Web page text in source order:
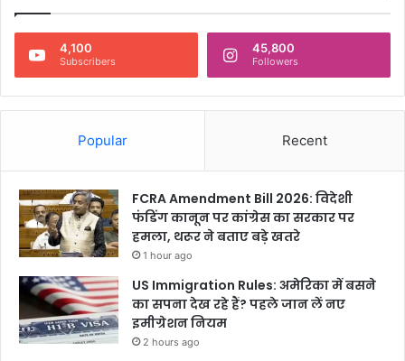
4,100
Subscribers
45,800
Followers
Popular Recent
FCRA Amendment Bill 2026: विदेशी
फंडिंग कानून पर कांग्रेस का सरकार पर
हमला, थरूर ने बताए बड़े खतरे
1 hour ago
US Immigration Rules: अमेरिका में बसने
का सपना देख रहे हैं? पहले जान लें नए
इमीग्रेशन नियम
2 hours ago